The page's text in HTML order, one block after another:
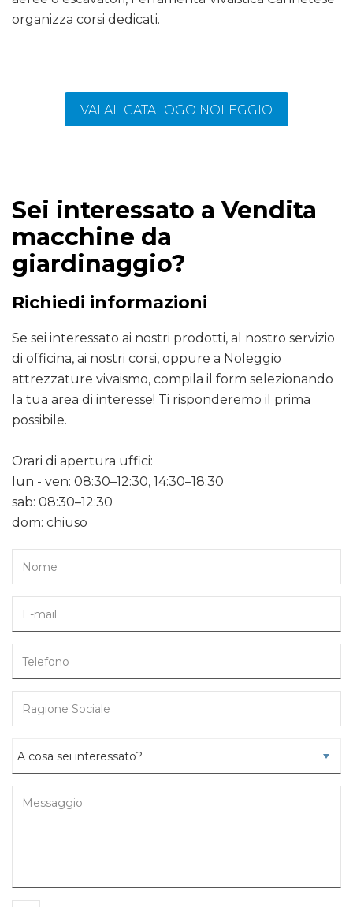
organizza corsi dedicati.
VAI AL CATALOGO NOLEGGIO
Sei interessato a Vendita
macchine da
giardinaggio?
Richiedi informazioni
Se sei interessato ai nostri prodotti, al nostro servizio
di officina, ai nostri corsi, oppure a Noleggio
attrezzature vivaismo, compila il form selezionando
la tua area di interesse! Ti risponderemo il prima
possibile.
Orari di apertura uffici:
lun - ven: 08:30–12:30, 14:30–18:30
sab: 08:30–12:30
dom: chiuso